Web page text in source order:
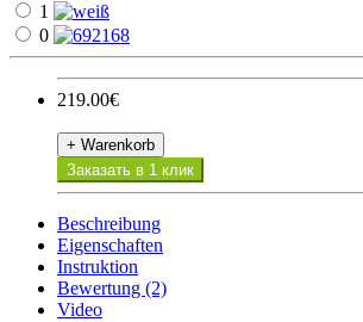
1
0
219.00€
+ Warenkorb
Заказать в 1 клик
Beschreibung
Eigenschaften
Instruktion
Bewertung (2)
Video